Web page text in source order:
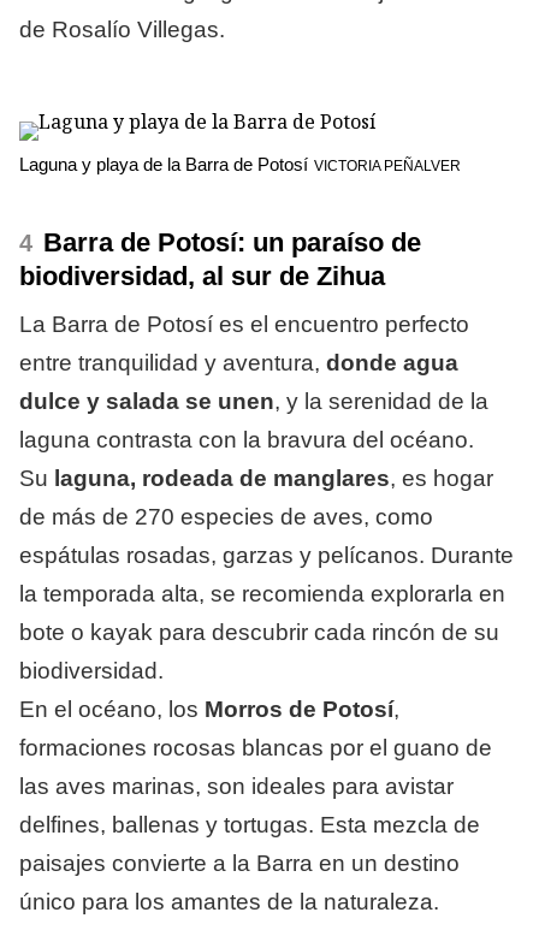
de Rosalío Villegas.
Laguna y playa de la Barra de Potosí VICTORIA PEÑALVER
Barra de Potosí: un paraíso de
biodiversidad, al sur de Zihua
La Barra de Potosí es el encuentro perfecto
entre tranquilidad y aventura, donde agua
dulce y salada se unen, y la serenidad de la
laguna contrasta con la bravura del océano.
Su laguna, rodeada de manglares, es hogar
de más de 270 especies de aves, como
espátulas rosadas, garzas y pelícanos. Durante
la temporada alta, se recomienda explorarla en
bote o kayak para descubrir cada rincón de su
biodiversidad.
En el océano, los Morros de Potosí,
formaciones rocosas blancas por el guano de
las aves marinas, son ideales para avistar
delfines, ballenas y tortugas. Esta mezcla de
paisajes convierte a la Barra en un destino
único para los amantes de la naturaleza.